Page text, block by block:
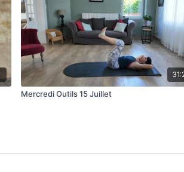
Mercredi Outils 15 Juillet